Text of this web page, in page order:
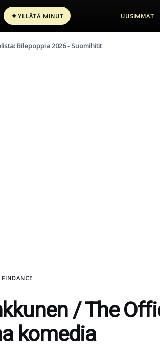
✦YLLÄTÄ MINUT UUSIMMAT
Bilepoppia 2026 - Suomihitit
FINDANCE
/ The
komedia